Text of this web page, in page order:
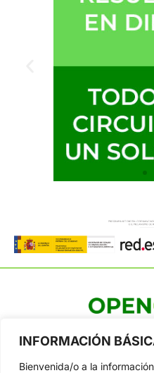
INFORMACIÓN
Bienvenida/o a la
profesional y amateur,